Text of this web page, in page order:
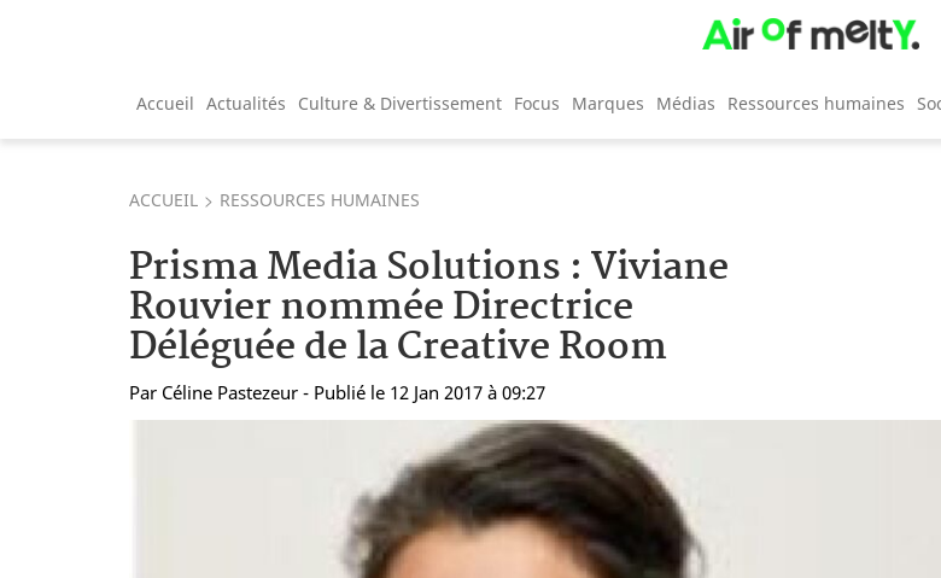
Accueil Actualités Culture & Divertissement Focus Marques Médias Ressources humaines
ACCUEIL RESSOURCES HUMAINES
Prisma Media Solutions : Viviane
Rouvier nommée Directrice
Déléguée de la Creative Room
Par Céline Pastezeur - Publié le 12 Jan 2017 à 09:27